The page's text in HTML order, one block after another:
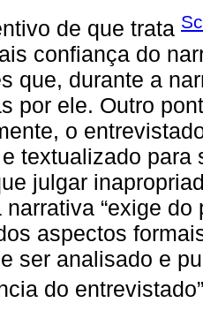
de que trata
confiança do
que, durante a
por ele. Outro
o
textualizado para
julgar
narrativa “exige
aspectos
ser analisado e
do